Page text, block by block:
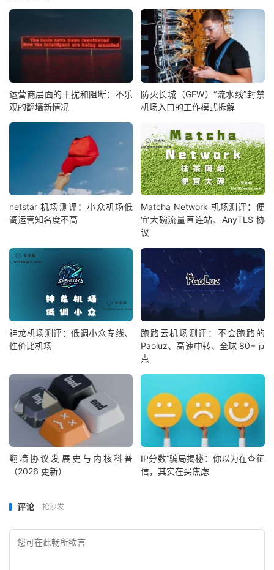
运营商层面的干扰和阻断：不乐
观的翻墙新情况
防火长城（GFW）“流水线”封禁
机场入口的工作模式拆解
netstar 机场测评：小众机场低
调运营知名度不高
Matcha Network 机场测评：便
宜大碗流量直连站、AnyTLS 协
议
神龙机场测评：低调小众专线、
性价比机场
跑路云机场测评：不会跑路的
Paoluz、高速中转、全球 80+节
点
翻墙协议发展史与内核科普
（2026 更新）
IP分数”骗局揭秘：你以为在查征
信，其实在买焦虑
评论 抢沙发